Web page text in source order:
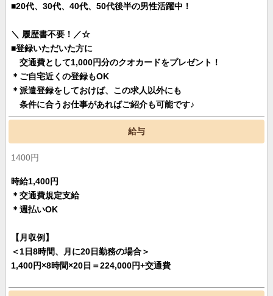
■20代、30代、40代、50代後半の男性活躍中！
＼ 履歴書不要！／☆
■登録いただいた方に
交通費として1,000円分のクオカードをプレゼント！
＊ご自宅近くの登録もOK
＊派遣登録をしておけば、この求人以外にも
条件に合うお仕事があればご紹介も可能です♪
給与
1400円
時給1,400円
＊交通費規定支給
＊週払いOK
【月収例】
＜1日8時間、月に20日勤務の場合＞
1,400円×8時間×20日＝224,000円+交通費